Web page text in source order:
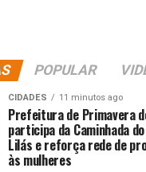
POPULAR
CIDADES 11 minutos ago
Prefeitura de Primavera
participa da Caminhada
Lilás e reforça rede de
às mulheres